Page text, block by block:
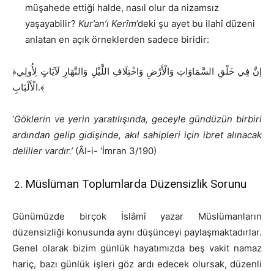
müşahede ettiği halde, nasıl olur da nizamsız
yaşayabilir? Kur’an’ı Kerîm’deki şu ayet bu ilahî düzeni
anlatan en açık örneklerden sadece biridir:
﴿إنَّ فِي خَلْقِ السَّمَاوَاتِ وَالْأَرْضِ وَاخْتِلَافِ اللَّيْلِ وَالنَّهَارِ لَآيَاتٍ لِأُولِي
الْأَلْبَابِ.﴾
‘Göklerin ve yerin yaratılışında, geceyle gündüzün birbiri
ardından gelip gidişinde, akıl sahipleri için ibret alınacak
deliller vardır.’(Âl-i- ‘İmran 3/190)
Müslüman Toplumlarda Düzensizlik Sorunu
Günümüzde birçok İslâmî yazar Müslümanların
düzensizliği konusunda aynı düşünceyi paylaşmaktadırlar.
Genel olarak bizim günlük hayatımızda beş vakit namaz
hariç, bazı günlük işleri göz ardı edecek olursak, düzenli